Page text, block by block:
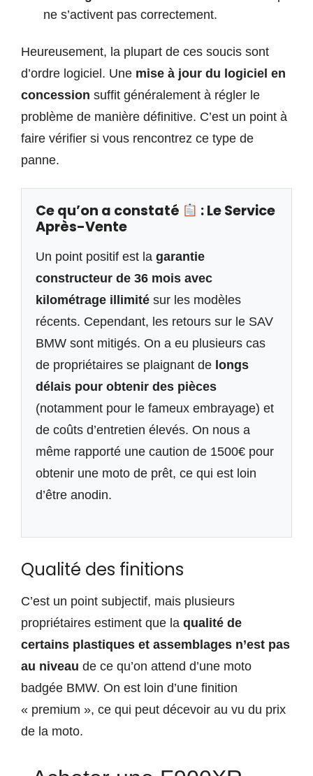
ne s’activent pas correctement.
Heureusement, la plupart de ces soucis sont
d’ordre logiciel. Une mise à jour du logiciel en
concession suffit généralement à régler le
problème de manière définitive. C’est un point à
faire vérifier si vous rencontrez ce type de
panne.
Ce qu’on a constaté
: Le Service
Après-Vente
Un point positif est la garantie
constructeur de 36 mois avec
kilométrage illimité sur les modèles
récents. Cependant, les retours sur le SAV
BMW sont mitigés. On a eu plusieurs cas
de propriétaires se plaignant de longs
délais pour obtenir des pièces
(notamment pour le fameux embrayage) et
de coûts d’entretien élevés. On nous a
même rapporté une caution de 1500€ pour
obtenir une moto de prêt, ce qui est loin
d’être anodin.
Qualité des finitions
C’est un point subjectif, mais plusieurs
propriétaires estiment que la qualité de
certains plastiques et assemblages n’est pas
au niveau de ce qu’on attend d’une moto
badgée BMW. On est loin d’une finition
« premium », ce qui peut décevoir au vu du prix
de la moto.